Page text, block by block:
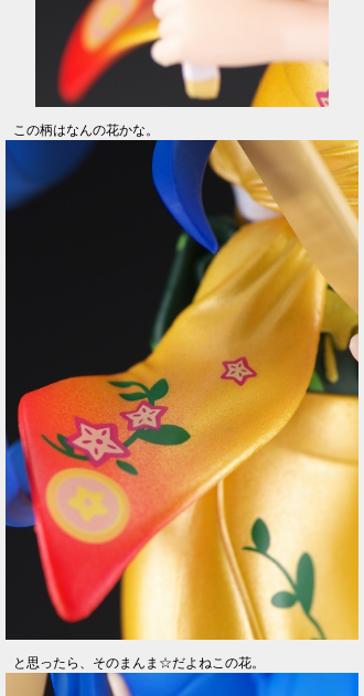
この柄はなんの花かな。
と思ったら、そのまんま☆だよねこの花。